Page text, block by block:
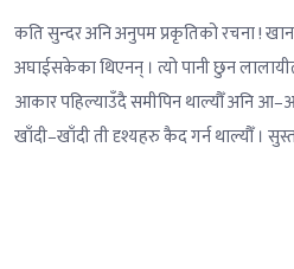
कति सुन्दर अनि अनुपम प्रकृतिको रचना !
अघाईसकेका थिएनन् । त्यो पानी छुन
आकार पहिल्याउँदै समीपिन थाल्यौँ अनि
खाँदी–खाँदी ती दृश्यहरु कैद गर्न थाल्यौँ ।